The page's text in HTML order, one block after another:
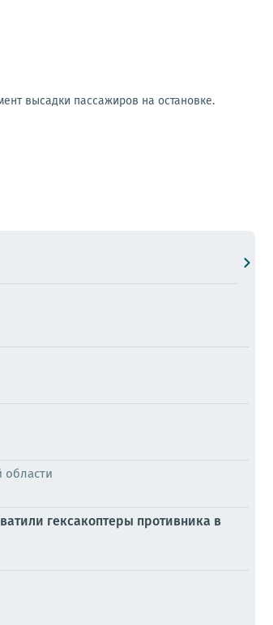
высадки пассажиров на остановке.
области
гексакоптеры противника в